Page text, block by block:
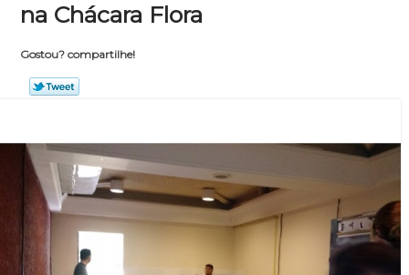
na Chácara Flora
Gostou? compartilhe!